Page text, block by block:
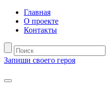
Главная
О проекте
Контакты
Запиши своего героя